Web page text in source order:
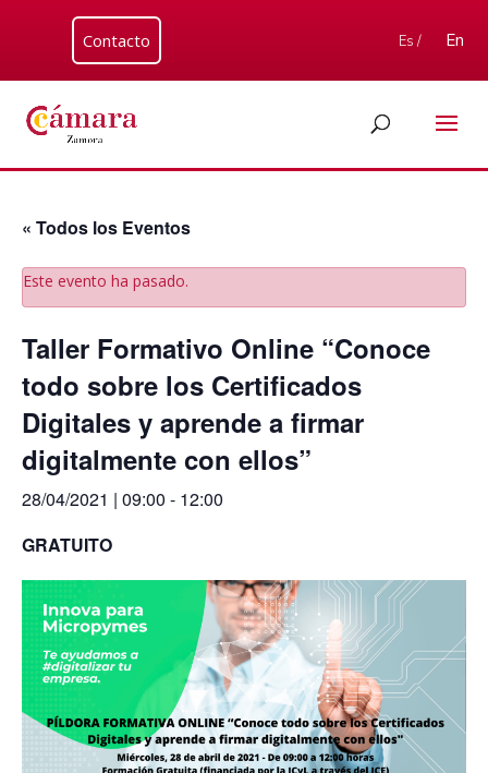
Contacto Es / En
« Todos los Eventos
Este evento ha pasado.
Taller Formativo Online “Conoce
todo sobre los Certificados
Digitales y aprende a firmar
digitalmente con ellos”
28/04/2021 | 09:00 - 12:00
GRATUITO